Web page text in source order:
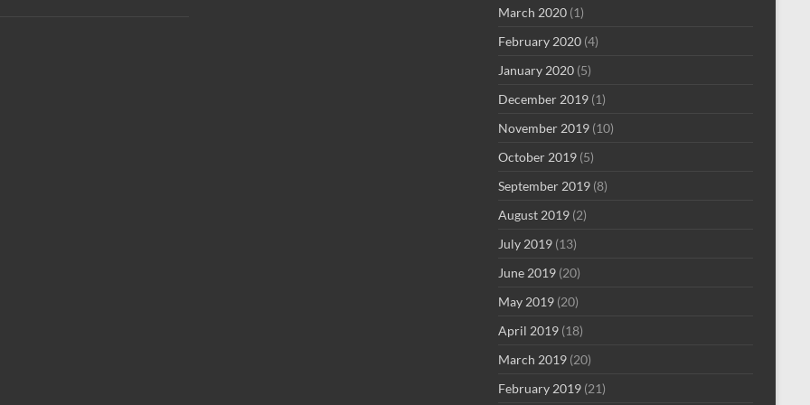
March 2020 (1)
February 2020 (4)
January 2020 (5)
December 2019 (1)
November 2019 (10)
October 2019 (5)
September 2019 (8)
August 2019 (2)
July 2019 (13)
June 2019 (20)
May 2019 (20)
April 2019 (18)
March 2019 (20)
February 2019 (21)